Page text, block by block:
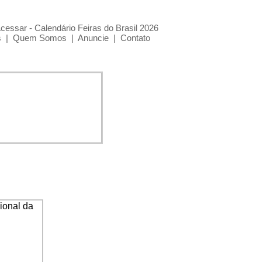
- Calendário Feiras do Brasil 2026
| Quem Somos | Anuncie | Contato